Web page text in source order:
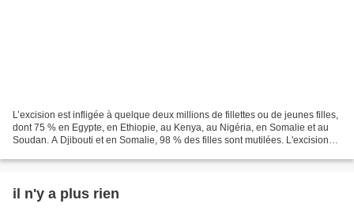
L’excision est infligée à quelque deux millions de fillettes ou de jeunes filles,
dont 75 % en Egypte, en Ethiopie, au Kenya, au Nigéria, en Somalie et au
Soudan. A Djibouti et en Somalie, 98 % des filles sont mutilées. L'excision
il n'y a plus rien